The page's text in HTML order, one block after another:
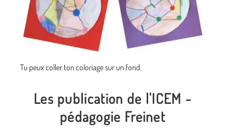
Tu peux coller ton coloriage sur un fond.
Les publication de l'ICEM -
pédagogie Freinet